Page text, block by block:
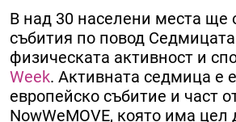
В над 30 населени места ще
събития по повод
физическата активност и
Week. Активната седмица е
европейско събитие и част
NowWeMOVE, която има